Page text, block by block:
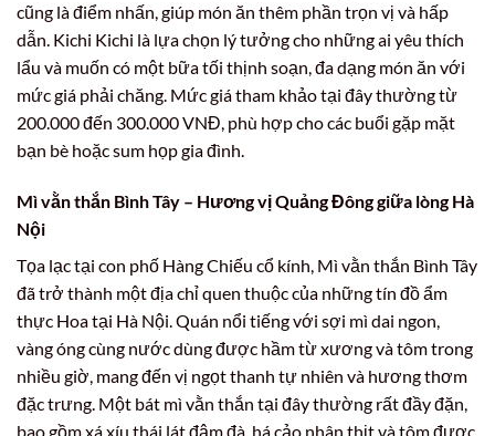
cũng là điểm nhấn, giúp món ăn thêm phần trọn vị và hấp
dẫn. Kichi Kichi là lựa chọn lý tưởng cho những ai yêu thích
lẩu và muốn có một bữa tối thịnh soạn, đa dạng món ăn với
mức giá phải chăng. Mức giá tham khảo tại đây thường từ
200.000 đến 300.000 VNĐ, phù hợp cho các buổi gặp mặt
bạn bè hoặc sum họp gia đình.
Mì vằn thắn Bình Tây – Hương vị Quảng Đông giữa lòng Hà
Nội
Tọa lạc tại con phố Hàng Chiếu cổ kính, Mì vằn thắn Bình Tây
đã trở thành một địa chỉ quen thuộc của những tín đồ ẩm
thực Hoa tại Hà Nội. Quán nổi tiếng với sợi mì dai ngon,
vàng óng cùng nước dùng được hầm từ xương và tôm trong
nhiều giờ, mang đến vị ngọt thanh tự nhiên và hương thơm
đặc trưng. Một bát mì vằn thắn tại đây thường rất đầy đặn,
bao gồm xá xíu thái lát đậm đà, há cảo nhân thịt và tôm được